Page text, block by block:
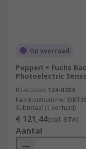
Op voorraad
Pepperl + Fuchs
Photoelectric
RS-stocknr. 124-0324
Fabrikantnummer
Subtotaal (1 eenheid)
€ 121,44(excl. BTW)
Aantal